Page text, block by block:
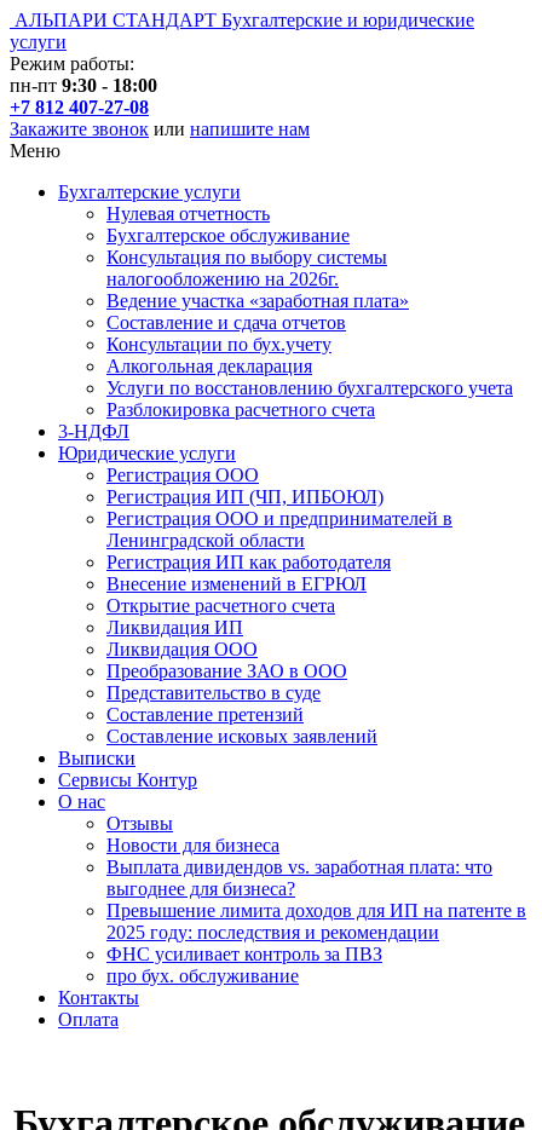
АЛЬПАРИ СТАНДАРТ Бухгалтерские и юридические
услуги
Режим работы:
пн-пт 9:30 - 18:00
+7 812 407-27-08
Закажите звонок или напишите нам
Меню
Бухгалтерские услуги
Нулевая отчетность
Бухгалтерское обслуживание
Консультация по выбору системы
налогообложению на 2026г.
Ведение участка «заработная плата»
Составление и сдача отчетов
Консультации по бух.учету
Алкогольная декларация
Услуги по восстановлению бухгалтерского учета
Разблокировка расчетного счета
3-НДФЛ
Юридичеcкие услуги
Регистрация ООО
Регистрация ИП (ЧП, ИПБОЮЛ)
Регистрация ООО и предпринимателей в
Ленинградской области
Регистрация ИП как работодателя
Внесение изменений в ЕГРЮЛ
Открытие расчетного счета
Ликвидация ИП
Ликвидация ООО
Преобразование ЗАО в ООО
Представительство в суде
Составление претензий
Составление исковых заявлений
Выписки
Сервисы Контур
О нас
Отзывы
Новости для бизнеса
Выплата дивидендов vs. заработная плата: что
выгоднее для бизнеса?
Превышение лимита доходов для ИП на патенте в
2025 году: последствия и рекомендации
ФНС усиливает контроль за ПВЗ
про бух. обслуживание
Контакты
Оплата